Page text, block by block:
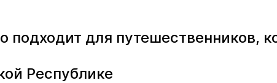
для путешественников,
Республике